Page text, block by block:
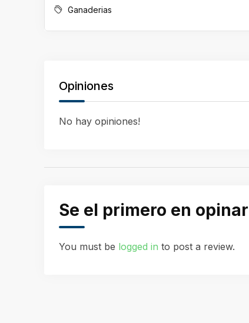
Ganaderias
Opiniones
No hay opiniones!
Se el primero en opinar
You must be logged in to post a review.